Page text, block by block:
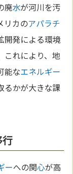
廃水が河川を汚
リカのアパラチ
開発による環境
これにより、地
能なエネルギー
るかが大きな課
ーへの関心が高